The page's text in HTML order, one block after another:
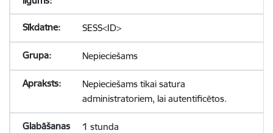
SESS<ID>
Nepieciešams
Nepieciešams tikai satura
administratoriem, lai autentificētos.
1 stunda